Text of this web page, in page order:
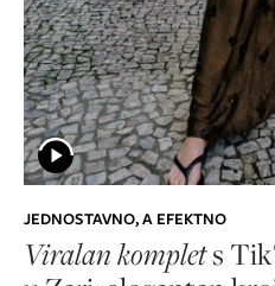
JEDNOSTAVNO, A EFEKTNO
Viralan komplets